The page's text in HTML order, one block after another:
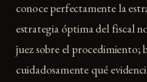
conoce perfectamente la
estrategia óptima del fiscal
juez sobre el procedimiento;
cuidadosamente qué